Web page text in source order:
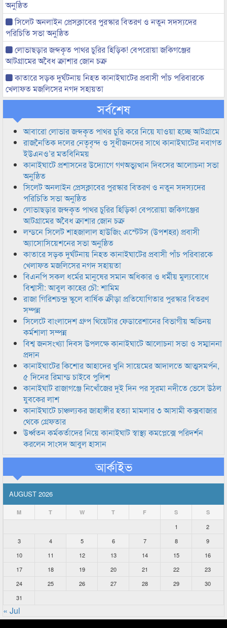
অনুষ্ঠিত
সিলেট অনলাইন প্রেসক্লাবের পুরস্কার বিতরণ ও নতুন সদস্যদের
পরিচিতি সভা অনুষ্ঠিত
লোভাছড়ার জব্দকৃত পাথর চুরির হিড়িক! বেপরোয়া জকিগঞ্জের
আটগ্রামের অবৈধ ক্রাশার জোন চক্র
কাতারে সড়ক দুর্ঘটনায় নিহত কানাইঘাটের প্রবাসী পাঁচ পরিবারকে
খেলাফত মজলিসের নগদ সহায়তা
সর্বশেষ
আবারো লোভার জব্দকৃত পাথর চুরি করে নিয়ে যাওয়া হচ্ছে আটগ্রামে
রাজনৈতিক দলের নেতৃবৃন্দ ও সুধীজনদের সাথে কানাইঘাটের নবাগত
ইউএনও’র মতবিনিময়
কানাইঘাটে প্রশাসনের উদ্যোগে গণঅভ্যুত্থান দিবসের আলোচনা সভা
অনুষ্ঠিত
সিলেট অনলাইন প্রেসক্লাবের পুরস্কার বিতরণ ও নতুন সদস্যদের
পরিচিতি সভা অনুষ্ঠিত
লোভাছড়ার জব্দকৃত পাথর চুরির হিড়িক! বেপরোয়া জকিগঞ্জের
আটগ্রামের অবৈধ ক্রাশার জোন চক্র
লন্ডনে সিলেট শাহজালাল হাউজিং এস্টেটস (উপশহর) প্রবাসী
অ্যাসোসিয়েশনের সভা অনুষ্ঠিত
কাতারে সড়ক দুর্ঘটনায় নিহত কানাইঘাটের প্রবাসী পাঁচ পরিবারকে
খেলাফত মজলিসের নগদ সহায়তা
বিএনপি সকল ধর্মের মানুষের সমান অধিকার ও ধর্মীয় মুল্যবোধে
বিশ্বাসী: আবুল কাহের চৌ: শামিম
রাজা গিরিশচন্দ্র স্কুলে বার্ষিক ক্রীড়া প্রতিযোগিতার পুরস্কার বিতরণ
সম্পন্ন
সিলেটে বাংলাদেশ গ্রুপ থিয়েটার ফেডারেশানের বিভাগীয় অভিনয়
কর্মশালা সম্পন্ন
বিশ্ব জনসংখ্যা দিবস উপলক্ষে কানাইঘাটে আলোচনা সভা ও সম্মাননা
প্রদান
কানাইঘাটের কিশোর আহাদের খুনি সায়েমের আদালতে আত্মসমর্পন,
৫ দিনের রিমান্ড চাইবে পুলিশ
কানাইঘাট রাজাগঞ্জে নিখোঁজের দুই দিন পর সুরমা নদীতে ভেসে উঠল
যুবকের লাশ
কানাইঘাটে চাঞ্চল্যকর জাহাঙ্গীর হত্যা মামলার ৩ আসামী কক্সবাজার
থেকে গ্রেফতার
উর্ধ্বতন কর্মকর্তাদের নিয়ে কানাইঘাট স্বাস্থ্য কমপ্লেক্সে পরিদর্শন
করলেন সাংসদ আবুল হাসান
আর্কাইভ
AUGUST 2026
M T W T F S S
1
2
3
4 5 6 7 8
9
10
11 12 13 14 15
16
17
18 19 20 21 22
23
24
25 26 27 28 29
30
31
« Jul